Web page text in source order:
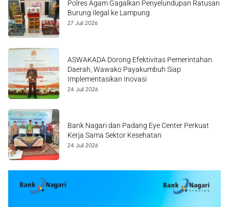
Polres Agam Gagalkan Penyelundupan Ratusan
Burung Ilegal ke Lampung
27 Juli 2026
ASWAKADA Dorong Efektivitas Pemerintahan
Daerah, Wawako Payakumbuh Siap
Implementasikan Inovasi
24 Juli 2026
Bank Nagari dan Padang Eye Center Perkuat
Kerja Sama Sektor Kesehatan
24 Juli 2026